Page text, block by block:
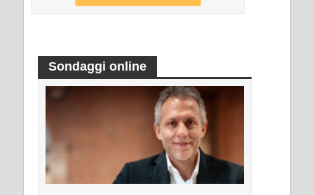
Sondaggi online